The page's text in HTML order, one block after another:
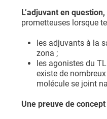
L’adjuvant en
prometteuses lorsque
les adjuvants à la
zona ;
les agonistes du
existe de
molécule se joint
Une preuve de